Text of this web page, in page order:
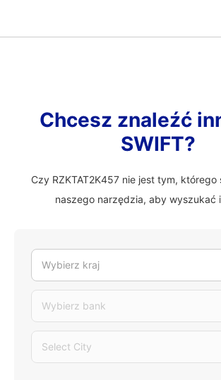
Chcesz znaleźć
SWIFT?
Czy RZKTAT2K457 nie jest tym, którego
naszego narzędzia, aby wyszukać
Wybierz kraj
Wybierz bank
Select City